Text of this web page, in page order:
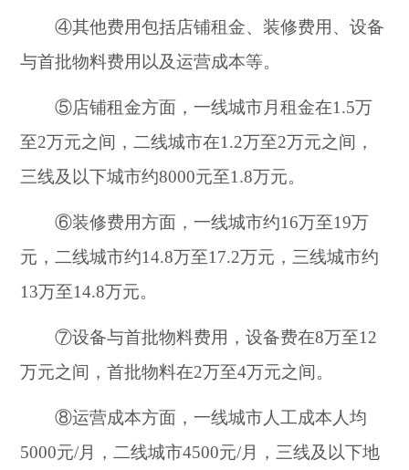
④其他费用包括店铺租金、装修费用、设备
与首批物料费用以及运营成本等。
⑤店铺租金方面，一线城市月租金在1.5万
至2万元之间，二线城市在1.2万至2万元之间，
三线及以下城市约8000元至1.8万元。
⑥装修费用方面，一线城市约16万至19万
元，二线城市约14.8万至17.2万元，三线城市约
13万至14.8万元。
⑦设备与首批物料费用，设备费在8万至12
万元之间，首批物料在2万至4万元之间。
⑧运营成本方面，一线城市人工成本人均
5000元/月，二线城市4500元/月，三线及以下地